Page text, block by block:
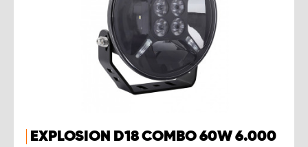
EXPLOSION D18 COMBO 60W 6.000